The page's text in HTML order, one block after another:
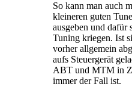
So kann man auch
kleineren guten
ausgeben und dafür
Tuning kriegen. Ist
vorher allgemein
aufs Steuergerät
ABT und MTM in
immer der Fall ist.